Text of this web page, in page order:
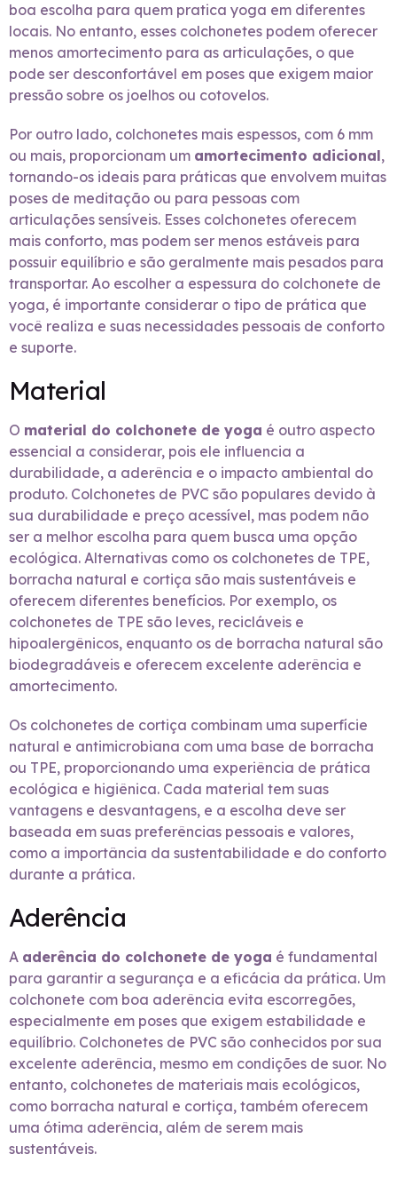
boa escolha para quem pratica yoga em diferentes
locais. No entanto, esses colchonetes podem oferecer
menos amortecimento para as articulações, o que
pode ser desconfortável em poses que exigem maior
pressão sobre os joelhos ou cotovelos.
Por outro lado, colchonetes mais espessos, com 6 mm
ou mais, proporcionam um amortecimento adicional,
tornando-os ideais para práticas que envolvem muitas
poses de meditação ou para pessoas com
articulações sensíveis. Esses colchonetes oferecem
mais conforto, mas podem ser menos estáveis para
possuir equilíbrio e são geralmente mais pesados para
transportar. Ao escolher a espessura do colchonete de
yoga, é importante considerar o tipo de prática que
você realiza e suas necessidades pessoais de conforto
e suporte.
Material
O material do colchonete de yoga é outro aspecto
essencial a considerar, pois ele influencia a
durabilidade, a aderência e o impacto ambiental do
produto. Colchonetes de PVC são populares devido à
sua durabilidade e preço acessível, mas podem não
ser a melhor escolha para quem busca uma opção
ecológica. Alternativas como os colchonetes de TPE,
borracha natural e cortiça são mais sustentáveis e
oferecem diferentes benefícios. Por exemplo, os
colchonetes de TPE são leves, recicláveis e
hipoalergênicos, enquanto os de borracha natural são
biodegradáveis e oferecem excelente aderência e
amortecimento.
Os colchonetes de cortiça combinam uma superfície
natural e antimicrobiana com uma base de borracha
ou TPE, proporcionando uma experiência de prática
ecológica e higiênica. Cada material tem suas
vantagens e desvantagens, e a escolha deve ser
baseada em suas preferências pessoais e valores,
como a importância da sustentabilidade e do conforto
durante a prática.
Aderência
A aderência do colchonete de yoga é fundamental
para garantir a segurança e a eficácia da prática. Um
colchonete com boa aderência evita escorregões,
especialmente em poses que exigem estabilidade e
equilíbrio. Colchonetes de PVC são conhecidos por sua
excelente aderência, mesmo em condições de suor. No
entanto, colchonetes de materiais mais ecológicos,
como borracha natural e cortiça, também oferecem
uma ótima aderência, além de serem mais
sustentáveis.